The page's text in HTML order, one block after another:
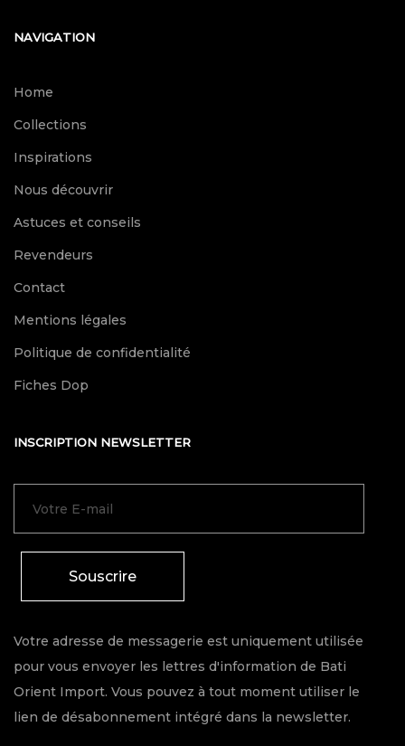
NAVIGATION
Home
Collections
Inspirations
Nous découvrir
Astuces et conseils
Revendeurs
Contact
Mentions légales
Politique de confidentialité
Fiches Dop
INSCRIPTION NEWSLETTER
Souscrire
Votre adresse de messagerie est uniquement utilisée
pour vous envoyer les lettres d'information de Bati
Orient Import. Vous pouvez à tout moment utiliser le
lien de désabonnement intégré dans la newsletter.